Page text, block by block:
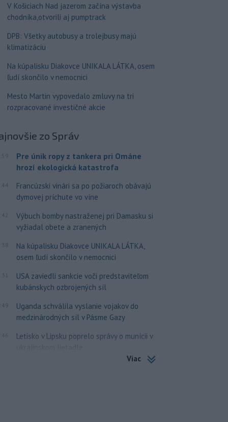
V Košiciach Nad jazerom začína výstavba
chodníka,otvorili aj pumptrack
DPB: Všetky autobusy a trolejbusy majú
klimatizáciu
Na kúpalisku Diakovce UNIKALA LÁTKA, osem
ľudí skončilo v nemocnici
Mesto Martin vypovedalo zmluvy na tri
rozpracované investičné akcie
zo Správ
Pre únik ropy z tankera pri Ománe
hrozí ekologická katastrofa
Francúzski vinári sa po požiaroch obávajú
dymovej príchute vo víne
Výbuch bomby nastraženej pri Damasku si
vyžiadal obete a zranených
Na kúpalisku Diakovce UNIKALA LÁTKA,
osem ľudí skončilo v nemocnici
USA zaviedli sankcie voči predstaviteľom
kubánskych ozbrojených síl
Uganda schválila vyslanie vojakov do
medzinárodných síl v Pásme Gazy
Letisko v Lipsku poprelo správy o munícii v
ukrajinskom lietadle
Viac